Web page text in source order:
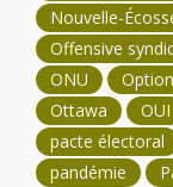
Nouvelle-
Offensive
ONU
Ottawa
OUI
pacte électoral
pandémie